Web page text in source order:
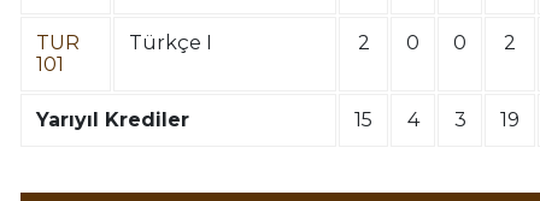
TUR
101
Türkçe I 2 0 0 2
Yarıyıl Krediler 15 4 3 19